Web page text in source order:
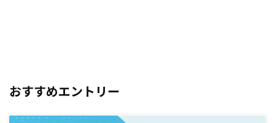
おすすめエントリー